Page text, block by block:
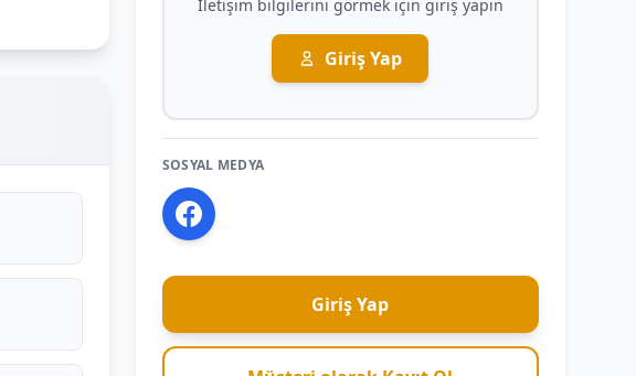
İletişim bilgilerini görmek için giriş yapın
Giriş Yap
SOSYAL MEDYA
Giriş Yap